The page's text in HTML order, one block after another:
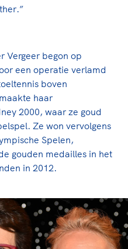
Vergeer begon op
een operatie verlamd
boven
haar
2000, waar ze goud
Ze won vervolgens
Spelen,
gouden medailles in het
in 2012.